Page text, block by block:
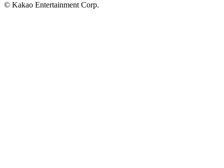
© Kakao Entertainment Corp.